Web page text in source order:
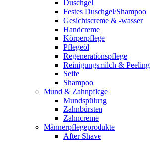
Duschgel
Festes Duschgel/Shampoo
Gesichtscreme & -wasser
Handcreme
Körperpflege
Pflegeöl
Regenerationspflege
Reinigungsmilch & Peeling
Seife
Shampoo
Mund & Zahnpflege
Mundspülung
Zahnbürsten
Zahncreme
Männerpflegeprodukte
After Shave